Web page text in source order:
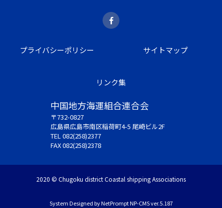
プライバシーポリシー サイトマップ
リンク集
中国地方海運組合連合会
〒732-0827
広島県広島市南区稲荷町4-5 尾崎ビル2F
TEL 082(258)2377
FAX 082(258)2378
2020 © Chugoku district Coastal shipping Associations
System Designed byNetPromptNP-CMS ver.5.187